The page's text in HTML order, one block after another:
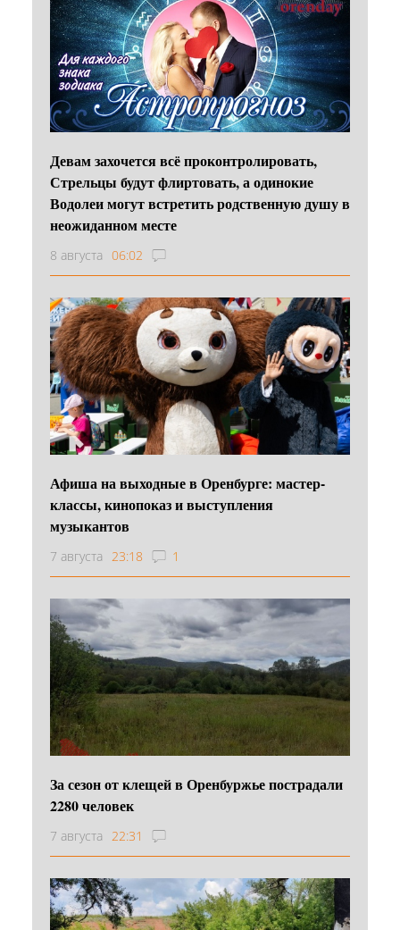
Девам захочется всё проконтролировать,
Стрельцы будут флиртовать, а одинокие
Водолеи могут встретить родственную душу в
неожиданном месте
8 августа 06:02
Афиша на выходные в Оренбурге: мастер-
классы, кинопоказ и выступления
музыкантов
7 августа 23:18 1
За сезон от клещей в Оренбуржье пострадали
2280 человек
7 августа 22:31